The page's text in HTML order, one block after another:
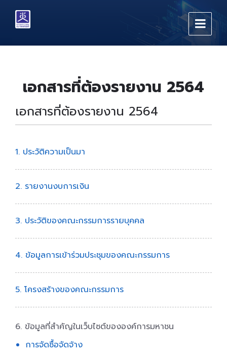
content
main
footer
เอกสารที่ต้องรายงาน 2564
เอกสารที่ต้องรายงาน 2564
1. ประวัติความเป็นมา
2. รายงานงบการเงิน
3. ประวัติของคณะกรรมการรายบุคคล
4. ข้อมูลการเข้าร่วมประชุมของคณะกรรมการ
5. โครงสร้างของคณะกรรมการ
6. ข้อมูลที่สำคัญในเว็บไซต์ขององค์การมหาชน
การจัดซื้อจัดจ้าง